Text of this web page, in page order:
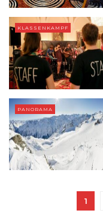
KLASSENKAMPF
PANORAMA
1